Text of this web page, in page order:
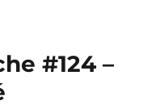
#124 –